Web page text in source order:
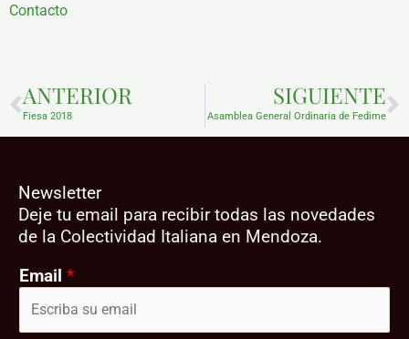
Contacto
ANTERIOR
Fiesa 2018
SIGUIENTE
Asamblea General Ordinaria de Fedime
Newsletter
Deje tu email para recibir todas las novedades
de la Colectividad Italiana en Mendoza.
Email *